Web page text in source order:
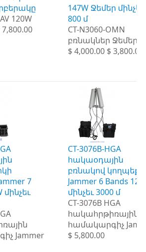
120W
147W Ջեմեր մինչեւ
800 մ
CT-N3060-OMN
բռնակներ Ջեմեր
$ 4,000.00 $ 3,800.00
7
մինչեւ
Jammer
CT-3076B-HGA
հակաօդային
բռնակով կողպեքը
Jammer 6 Bands
մինչեւ 3000 մ
CT-3076B HGA
հակահրթիռային
համակարգիչ
$ 5,800.00